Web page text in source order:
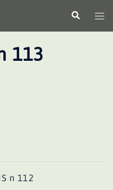
le
113
n 112